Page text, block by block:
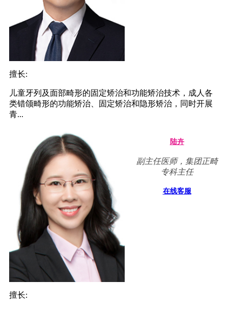
擅长:
儿童牙列及面部畸形的固定矫治和功能矫治技术，成人各
类错颌畸形的功能矫治、固定矫治和隐形矫治，同时开展
青...
陆卉
副主任医师，集团正畸
专科主任
在线客服
擅长: